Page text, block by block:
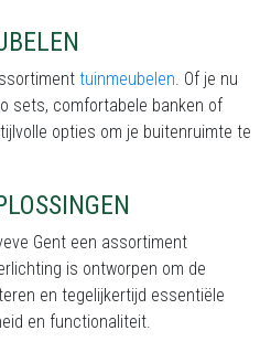
tuinmeubelen. Of je nu
sets, comfortabele banken of
opties om je buitenruimte te
Gent een assortiment
is ontworpen om de
en tegelijkertijd essentiële
en functionaliteit.